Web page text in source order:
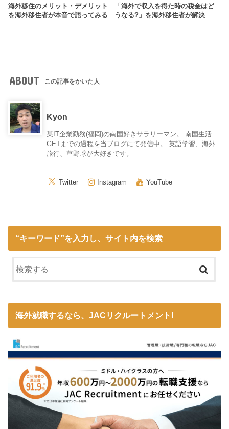
海外移住のメリット・デメリット
を海外移住者が本音で語ってみる
「海外で収入を得た時の税金はど
うなる?」を海外移住者が解決
ABOUT この記事をかいた人
Kyon
某IT企業勤務(福岡)の南国好きサラリーマン。 南国生活
GETまでの過程を当ブログにて発信中。 英語学習、海外
旅行、草野球が大好きです。
Twitter Instagram YouTube
“キーワード”を入力し、サイト内を検索
海外就職するなら、JACリクルートメント!